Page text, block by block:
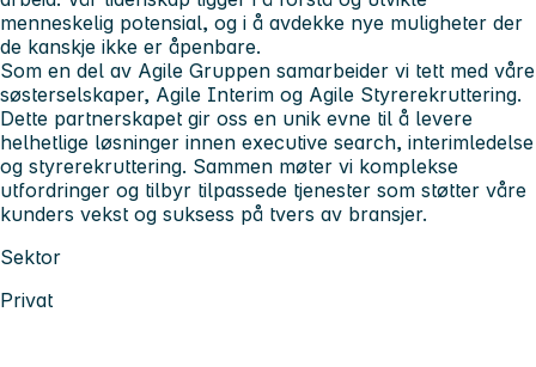
menneskelig potensial, og i å avdekke nye muligheter der
de kanskje ikke er åpenbare.
Som en del av Agile Gruppen samarbeider vi tett med våre
søsterselskaper, Agile Interim og Agile Styrerekruttering.
Dette partnerskapet gir oss en unik evne til å levere
helhetlige løsninger innen executive search, interimledelse
og styrerekruttering. Sammen møter vi komplekse
utfordringer og tilbyr tilpassede tjenester som støtter våre
kunders vekst og suksess på tvers av bransjer.
Sektor
Privat